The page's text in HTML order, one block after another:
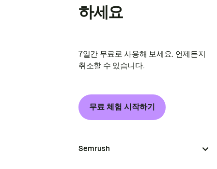
하세요
7일간 무료로 사용해 보세요. 언제든지
취소할 수 있습니다.
무료 체험 시작하기
Semrush